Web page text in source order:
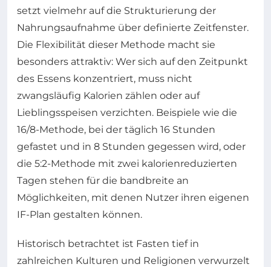
setzt vielmehr auf die Strukturierung der
Nahrungsaufnahme über definierte Zeitfenster.
Die Flexibilität dieser Methode macht sie
besonders attraktiv: Wer sich auf den Zeitpunkt
des Essens konzentriert, muss nicht
zwangsläufig Kalorien zählen oder auf
Lieblingsspeisen verzichten. Beispiele wie die
16/8-Methode, bei der täglich 16 Stunden
gefastet und in 8 Stunden gegessen wird, oder
die 5:2-Methode mit zwei kalorienreduzierten
Tagen stehen für die bandbreite an
Möglichkeiten, mit denen Nutzer ihren eigenen
IF-Plan gestalten können.
Historisch betrachtet ist Fasten tief in
zahlreichen Kulturen und Religionen verwurzelt